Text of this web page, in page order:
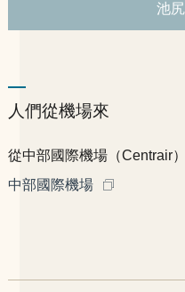
池
人們從機場來
從中部國際機場（Centrair）
中部國際機場